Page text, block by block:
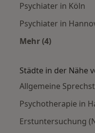
Psychiater in Köln
Psychiater in
Mehr (4)
Städte in der Nähe
Allgemeine
Psychotherapie in
Erstuntersuchung